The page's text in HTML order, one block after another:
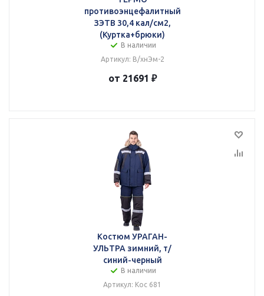
противоэнцефалитный
ЗЭТВ 30,4 кал/см2,
(Куртка+брюки)
В наличии
Артикул: В/хнЭм-2
от 21691 ₽
Костюм УРАГАН-
УЛЬТРА зимний, т/
синий-черный
В наличии
Артикул: Кос 681